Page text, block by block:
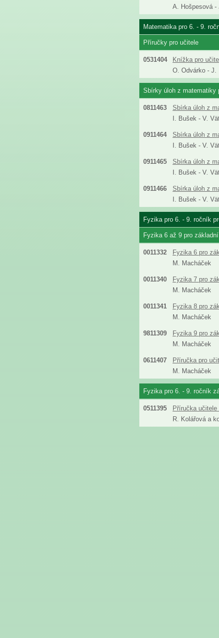
A. Hošpesová
Matematika pro 6. - 9.
Příručky pro učitele
0531404
Knížka pro
O. Odvárko - J.
Sbírky úloh z matematiky
0811463
Sbírka úloh z
I. Bušek - V.
0911464
Sbírka úloh z
I. Bušek - V.
0911465
Sbírka úloh z
I. Bušek - V.
0911466
Sbírka úloh z
I. Bušek - V.
Fyzika pro 6. - 9. ročník
Fyzika 6 až 9 pro
0011332
Fyzika 6 pro
M. Macháček
0011340
Fyzika 7 pro
M. Macháček
0011341
Fyzika 8 pro
M. Macháček
9811309
Fyzika 9 pro
M. Macháček
0611407
Příručka pro
M. Macháček
Fyzika pro 6. - 9. ročník
0511395
Příručka
R. Kolářová a